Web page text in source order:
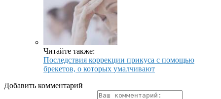
Читайте также:
Последствия коррекции прикуса с помощью
брекетов, о которых умалчивают
Добавить комментарий